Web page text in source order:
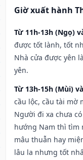
Giờ xuất hành
Từ 11h-13h (Ngọ)
được tốt lành, tốt
Nhà cửa được yên
yên.
Từ 13h-15h (Mùi)
cầu lộc, cầu tài mờ
Người đi xa chưa
hướng Nam thì tìm
mâu thuẫn hay
lâu la nhưng tốt